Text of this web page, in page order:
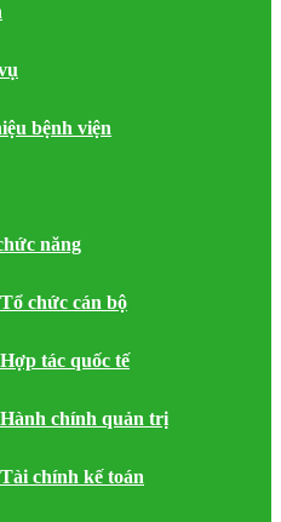
bệnh viện
năng
chức cán bộ
tác quốc tế
chính quản trị
chính kế toán